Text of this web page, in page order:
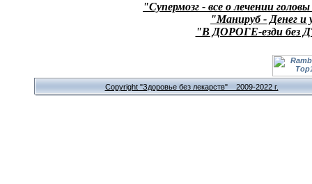
"Супермозг - все о лечении
"Манируб - Денег и
"В ДОРОГЕ-езди без
Copyright "Здоровье без лекарств" 2009-2022 г.